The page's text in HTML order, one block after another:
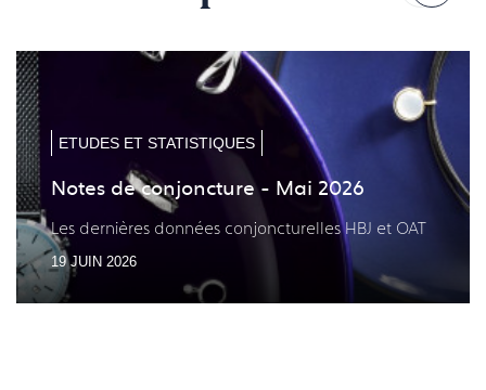
lala
ETUDES ET STATISTIQUES
Notes de conjoncture - Mai 2026
Les dernières données conjoncturelles HBJ et OAT
19 JUIN 2026